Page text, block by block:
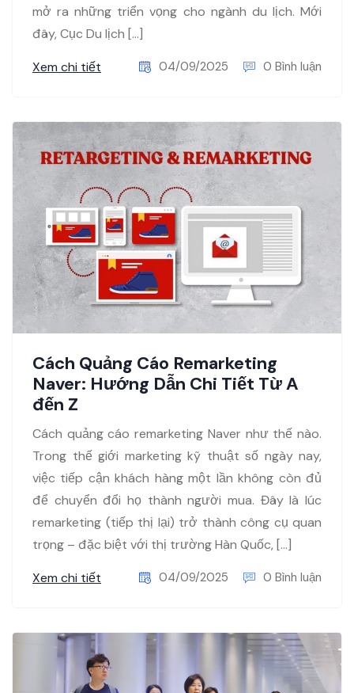
mở ra những triển vọng cho ngành du lịch. Mới
đây, Cục Du lịch […]
Xem chi tiết
04/09/2025 0 Bình luận
Cách Quảng Cáo Remarketing
Naver: Hướng Dẫn Chi Tiết Từ A
đến Z
Cách quảng cáo remarketing Naver như thế nào.
Trong thế giới marketing kỹ thuật số ngày nay,
việc tiếp cận khách hàng một lần không còn đủ
để chuyển đổi họ thành người mua. Đây là lúc
remarketing (tiếp thị lại) trở thành công cụ quan
trọng – đặc biệt với thị trường Hàn Quốc, […]
Xem chi tiết
04/09/2025 0 Bình luận